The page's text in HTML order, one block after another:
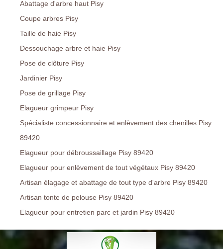
Abattage d'arbre haut Pisy
Coupe arbres Pisy
Taille de haie Pisy
Dessouchage arbre et haie Pisy
Pose de clôture Pisy
Jardinier Pisy
Pose de grillage Pisy
Elagueur grimpeur Pisy
Spécialiste concessionnaire et enlèvement des chenilles Pisy
89420
Elagueur pour débroussaillage Pisy 89420
Elagueur pour enlèvement de tout végétaux Pisy 89420
Artisan élagage et abattage de tout type d'arbre Pisy 89420
Artisan tonte de pelouse Pisy 89420
Elagueur pour entretien parc et jardin Pisy 89420